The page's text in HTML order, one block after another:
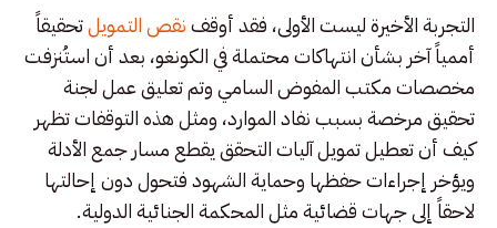
التجربة الأخيرة ليست الأولى، فقد أوقفنقص التمويلتحقيقاً
أممياً آخر بشأن انتهاكات محتملة في الكونغو، بعد أن استُنزفت
مخصصات مكتب المفوض السامي وتم تعليق عمل لجنة
تحقيق مرخصة بسبب نفاد الموارد، ومثل هذه التوقفات تظهر
كيف أن تعطيل تمويل آليات التحقق يقطع مسار جمع الأدلة
ويؤخر إجراءات حفظها وحماية الشهود فتحول دون إحالتها
لاحقاً إلى جهات قضائية مثل المحكمة الجنائية الدولية.